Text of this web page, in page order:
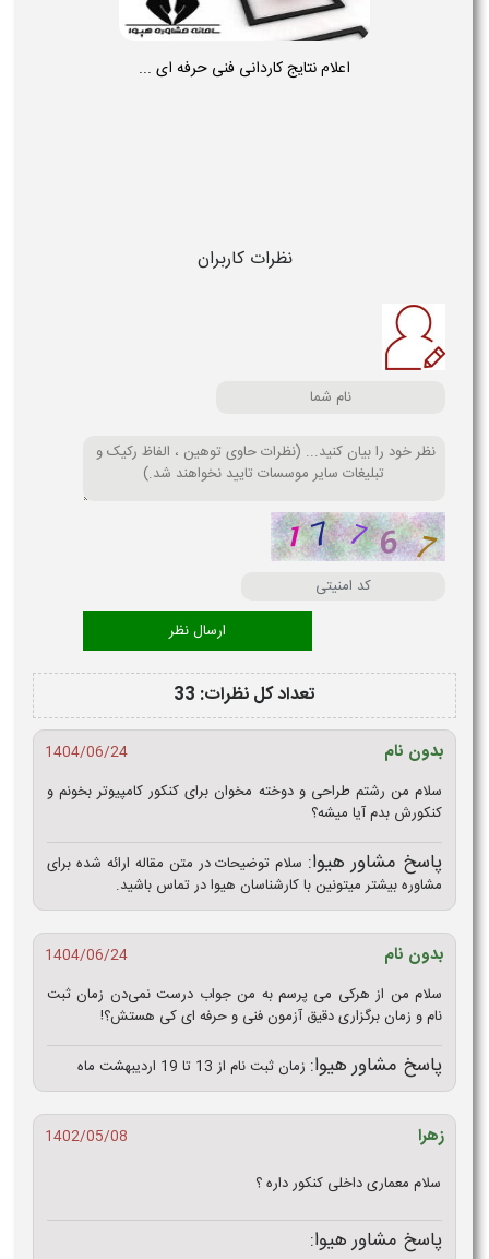
اعلام نتایج کاردانی فنی حرفه ای ...
نظرات کاربران
تعداد کل نظرات: 33
بدون نام
1404/06/24
سلام من رشتم طراحی و دوخته مخوان برای کنکور کامپیوتر بخونم و
کنکورش بدم آیا میشه؟
پاسخ مشاور هیوا: سلام توضیحات در متن مقاله ارائه شده برای
مشاوره بیشتر میتونین با کارشناسان هیوا در تماس باشید.
بدون نام
1404/06/24
سلام من از هرکی می پرسم به من جواب درست نمی‌دن زمان ثبت
نام و زمان برگزاری دقیق آزمون فنی و حرفه ای کی هستش؟!
پاسخ مشاور هیوا: زمان ثبت نام از 13 تا 19 اردیبهشت ماه
زهرا
1402/05/08
سلام معماری داخلی کنکور داره ؟
پاسخ مشاور هیوا: